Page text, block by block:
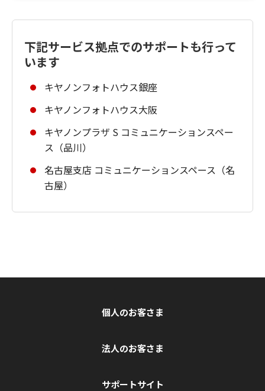
下記サービス拠点でのサポートも行って
います
キヤノンフォトハウス銀座
キヤノンフォトハウス大阪
キヤノンプラザ S コミュニケーションスペー
ス（品川）
名古屋支店 コミュニケーションスペース（名
古屋）
個人のお客さま
法人のお客さま
サポートサイト